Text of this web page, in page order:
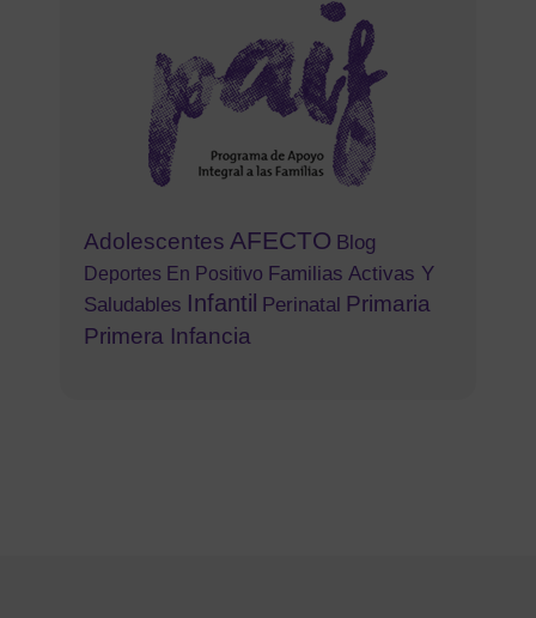
Adolescentes AFECTO Blog
Deportes En Positivo Familias Activas Y
Saludables Infantil Perinatal Primaria
Primera Infancia